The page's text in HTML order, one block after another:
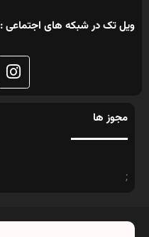
ویل تک در شبکه های اجتماعی :
مجوز ها
;